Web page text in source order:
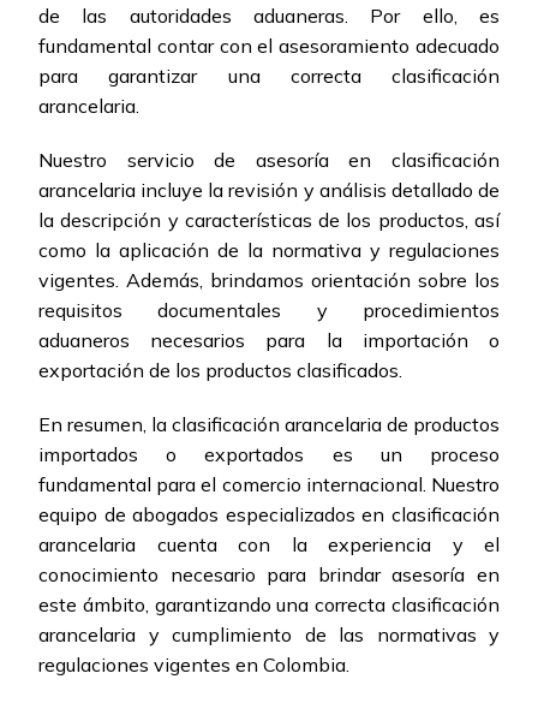
de las autoridades aduaneras. Por ello, es
fundamental contar con el asesoramiento adecuado
para garantizar una correcta clasificación
arancelaria.
Nuestro servicio de asesoría en clasificación
arancelaria incluye la revisión y análisis detallado de
la descripción y características de los productos, así
como la aplicación de la normativa y regulaciones
vigentes. Además, brindamos orientación sobre los
requisitos documentales y procedimientos
aduaneros necesarios para la importación o
exportación de los productos clasificados.
En resumen, la clasificación arancelaria de productos
importados o exportados es un proceso
fundamental para el comercio internacional. Nuestro
equipo de abogados especializados en clasificación
arancelaria cuenta con la experiencia y el
conocimiento necesario para brindar asesoría en
este ámbito, garantizando una correcta clasificación
arancelaria y cumplimiento de las normativas y
regulaciones vigentes en Colombia.